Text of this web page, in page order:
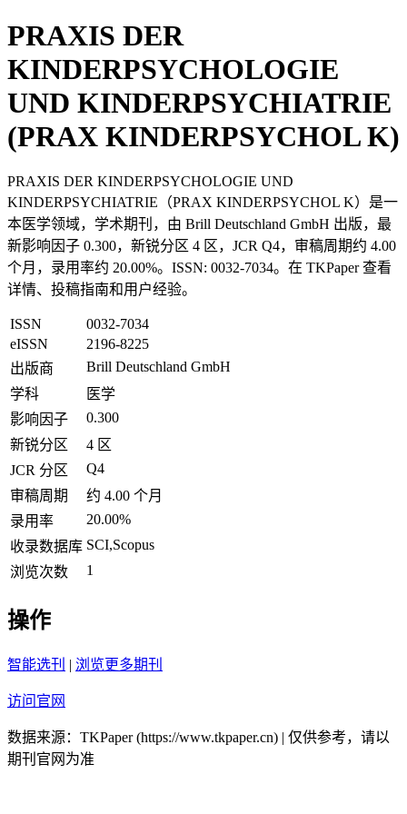
PRAXIS DER
KINDERPSYCHOLOGIE
UND KINDERPSYCHIATRIE
(PRAX KINDERPSYCHOL K)
PRAXIS DER KINDERPSYCHOLOGIE UND
KINDERPSYCHIATRIE（PRAX KINDERPSYCHOL K）是一
本医学领域，学术期刊，由 Brill Deutschland GmbH 出版，最
新影响因子 0.300，新锐分区 4 区，JCR Q4，审稿周期约 4.00
个月，录用率约 20.00%。ISSN: 0032-7034。在 TKPaper 查看
详情、投稿指南和用户经验。
ISSN
0032-7034
eISSN
2196-8225
出版商
Brill Deutschland GmbH
学科
医学
影响因子
0.300
新锐分区
4 区
JCR 分区
Q4
审稿周期
约 4.00 个月
录用率
20.00%
收录数据库 SCI,Scopus
浏览次数
1
操作
智能选刊 | 浏览更多期刊
访问官网
数据来源：TKPaper (https://www.tkpaper.cn) | 仅供参考，请以
期刊官网为准